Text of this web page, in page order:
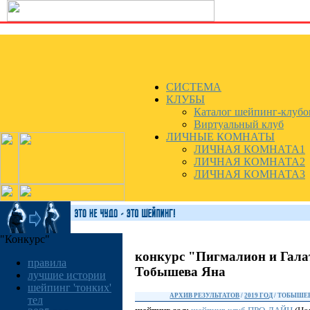
СИСТЕМА
КЛУБЫ
Каталог шейпинг-
Виртуальный клуб
ЛИЧНЫЕ КОМНАТЫ
ЛИЧНАЯ КОМНАТА1
ЛИЧНАЯ КОМНАТА2
ЛИЧНАЯ КОМНАТА3
"Конкурс"
правила
лучшие истории
шейпинг 'тонких'
тел
конкурс "Пигмалион и
Тобышева Яна
АРХИВ РЕЗУЛЬТАТОВ /2019 ГОД /